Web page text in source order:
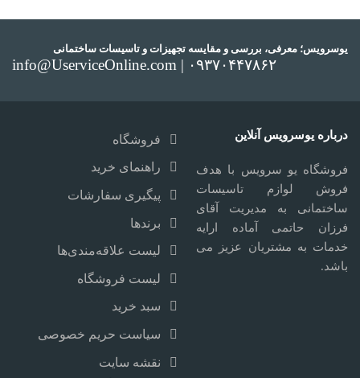
یوسرویس؛ معرفی، بررسی و مقایسه تجهیزات و تاسیسات ساختمانی
info@UserviceOnline.com | ۰۹۳۷۰۴۴۷۸۶۲
درباره یوسرویس آنلاین
فروشگاه یو سرویس با هدف
فروش لوازم تاسیسات
ساختمانی به مدیریت آقای
فرزان حاتمی آماده ارایه
خدمات به مشتریان عزیز می
باشد.
فروشگاه
راهنمای خرید
پیگیری سفارشات
برندها
لیست علاقه‌مندی‌ها
لیست فروشگاه
سبد خرید
سیاست حریم خصوصی
نقشه سایت